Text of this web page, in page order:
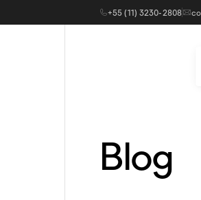
+55 (11) 3230-2808
Blog